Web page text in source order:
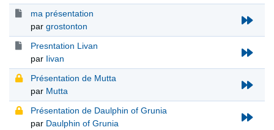
ma présentation
par grostonton
Presntation Livan
par Iivan
Présentation de Mutta
par Mutta
Présentation de Daulphin of Grunia
par Daulphin of Grunia